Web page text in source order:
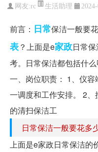
网友:rc 生活助理
前言： 日常保洁一般要
表？上面是e家政日常
考。日常保洁都包括什
一、岗位职责： 1、仪
一调度和工作安排。 2
的清扫保洁工
日常保洁一般要花多
上面是e家政日常保洁的